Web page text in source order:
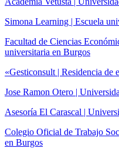
Simona Learning | Escuela
Facultad de Ciencias
universitaria en Burgos
«Gesticonsult | Residencia de
Jose Ramon Otero |
Asesoría El Carascal |
Colegio Oficial de Trabajo
en Burgos